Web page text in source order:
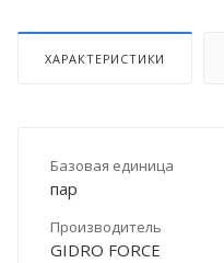
ХАРАКТЕРИСТИКИ
Базовая единица
пар
Производитель
GIDRO FORCE